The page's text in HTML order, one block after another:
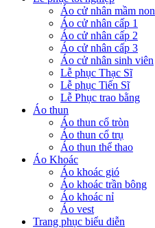
Áo cử nhân mầm non
Áo cử nhân cấp 1
Áo cử nhân cấp 2
Áo cử nhân cấp 3
Áo cử nhân sinh viên
Lễ phục Thạc Sĩ
Lễ phục Tiến Sĩ
Lễ Phục trao bằng
Áo thun
Áo thun cổ tròn
Áo thun cổ trụ
Áo thun thể thao
Áo Khoác
Áo khoác gió
Áo khoác trần bông
Áo khoác nỉ
Áo vest
Trang phục biểu diễn